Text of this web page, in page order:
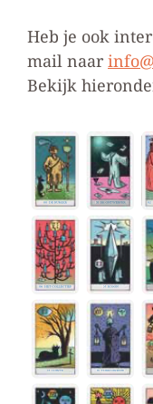
Heb je ook
mail naar
Bekijk